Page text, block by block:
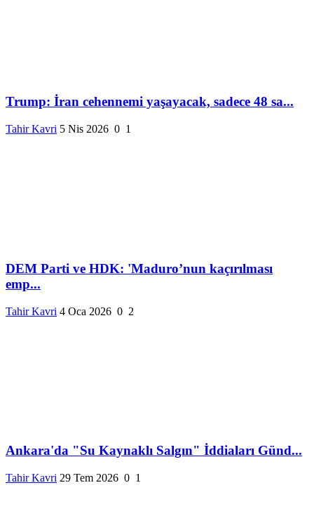
Trump: İran cehennemi yaşayacak, sadece 48 sa...
Tahir Kavri 5 Nis 2026 0 1
DEM Parti ve HDK: 'Maduro’nun kaçırılması
emp...
Tahir Kavri 4 Oca 2026 0 2
Ankara'da "Su Kaynaklı Salgın" İddiaları Günd...
Tahir Kavri 29 Tem 2026 0 1